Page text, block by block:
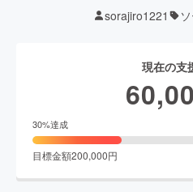
sorajiro1221
現在の支
30%達成
目標金額200,000円